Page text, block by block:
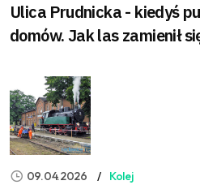
Ulica Prudnicka - kiedyś
domów. Jak las zamienił
09.04.2026 Kolej